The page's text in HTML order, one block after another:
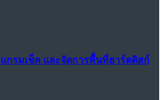
แกรมเช็ค และจัดการพื้นที่ฮาร์ดดิสก์